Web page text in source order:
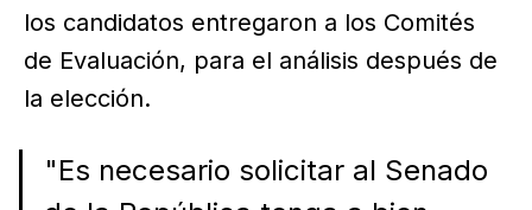
los candidatos entregaron a los Comités
de Evaluación, para el análisis después de
la elección.
"Es necesario solicitar al Senado